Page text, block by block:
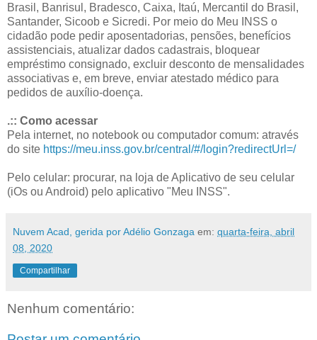
Brasil, Banrisul, Bradesco, Caixa, Itaú, Mercantil do Brasil,
Santander, Sicoob e Sicredi. Por meio do Meu INSS o
cidadão pode pedir aposentadorias, pensões, benefícios
assistenciais, atualizar dados cadastrais, bloquear
empréstimo consignado, excluir desconto de mensalidades
associativas e, em breve, enviar atestado médico para
pedidos de auxílio-doença.
.:: Como acessar
Pela internet, no notebook ou computador comum: através
do site https://meu.inss.gov.br/central/#/login?redirectUrl=/
Pelo celular: procurar, na loja de Aplicativo de seu celular
(iOs ou Android) pelo aplicativo "Meu INSS".
Nuvem Acad, gerida por Adélio Gonzaga em: quarta-feira, abril
08, 2020
Compartilhar
Nenhum comentário: